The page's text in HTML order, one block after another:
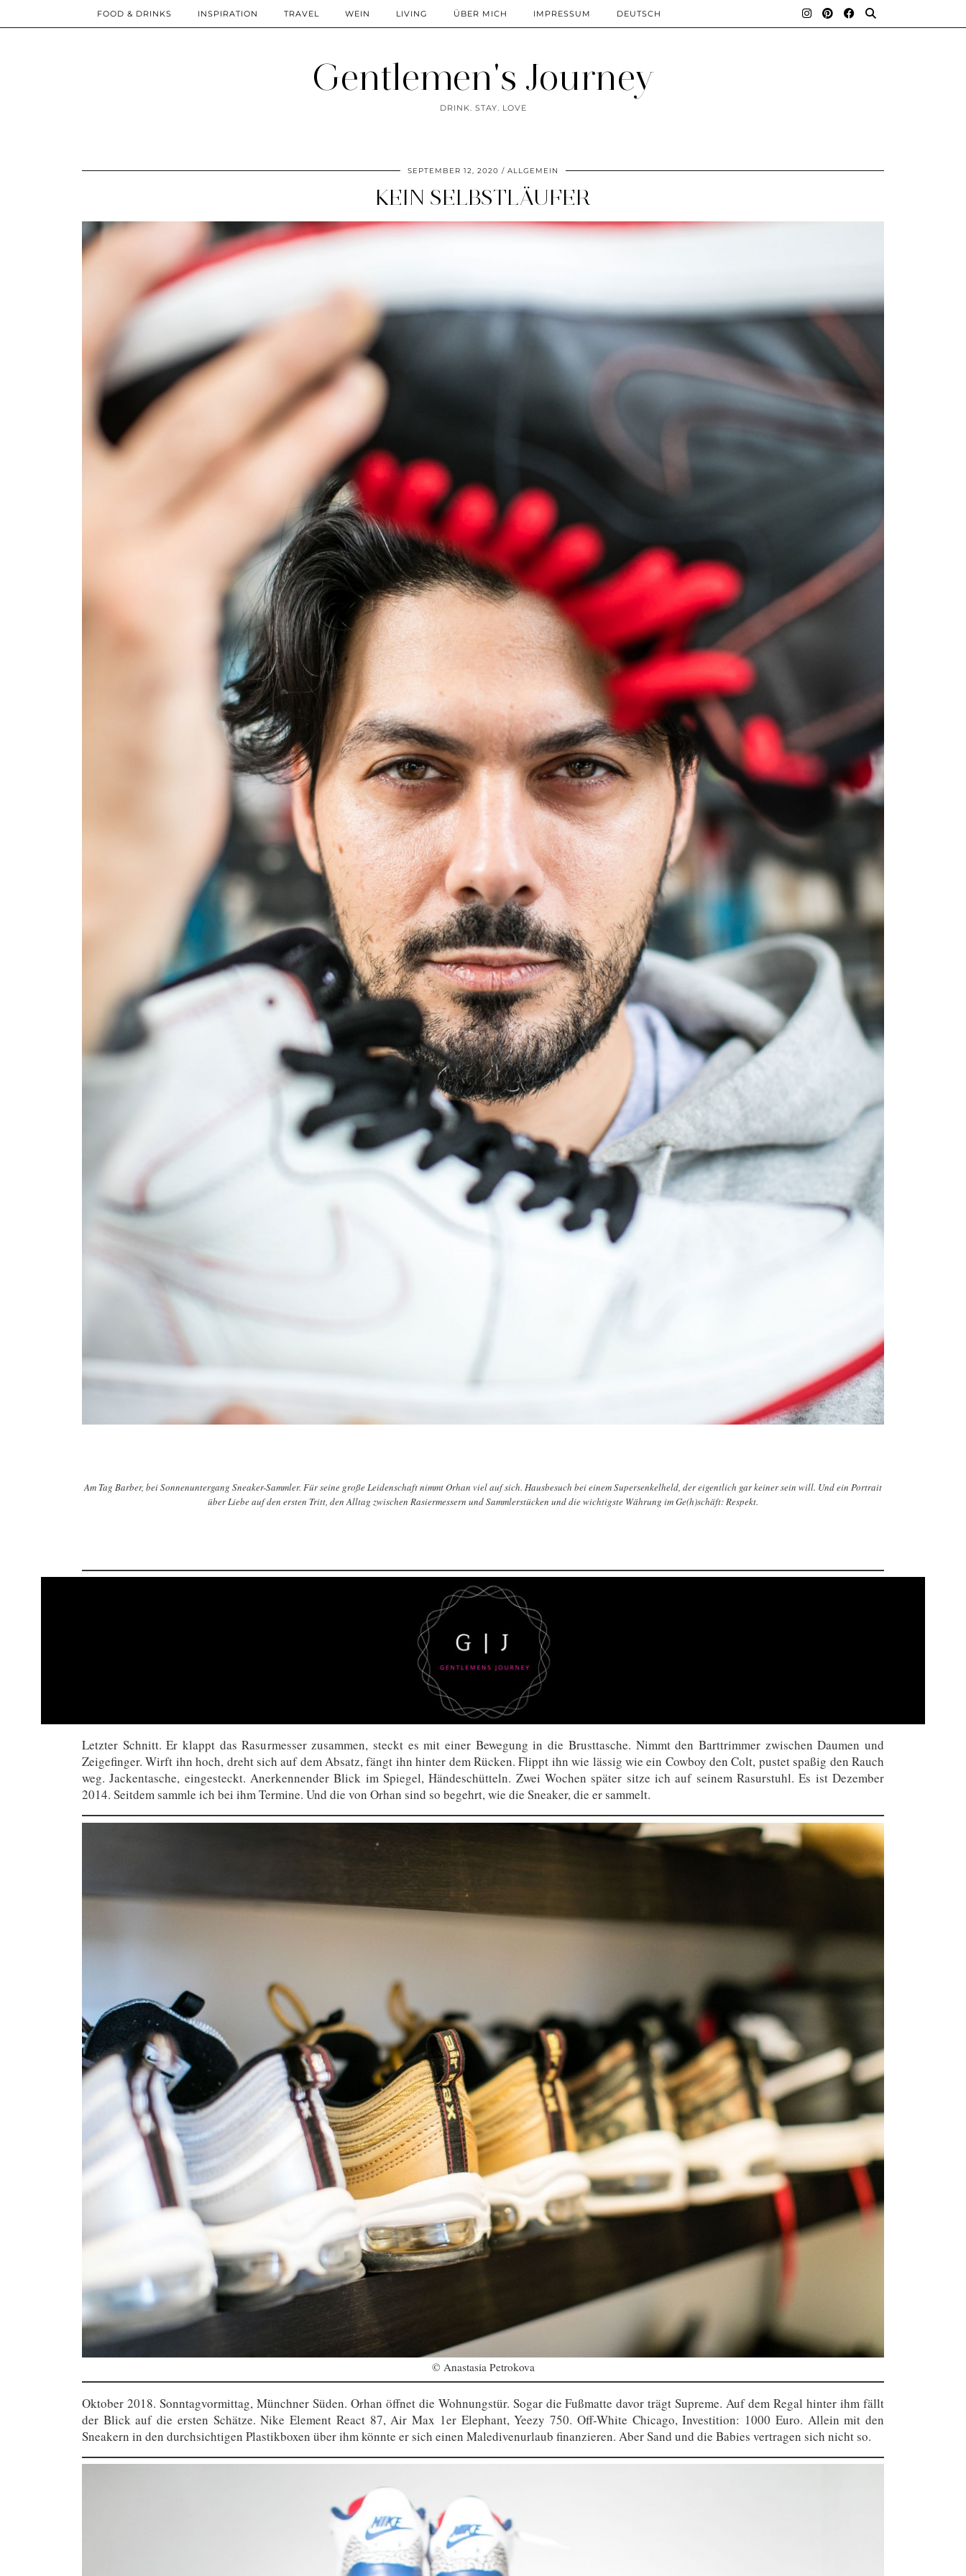
Gentlemen's Journey
DRINK. STAY. LOVE
FOOD & DRINKS INSPIRATION TRAVEL WEIN LIVING ÜBER MICH IMPRESSUM DEUTSCH
SEPTEMBER 12, 2020 ALLGEMEIN
KEIN SELBSTLÄUFER
Am Tag Barber, bei Sonnenuntergang Sneaker-Sammler. Für seine große Leidenschaft nimmt Orhan viel auf sich. Hausbesuch bei einem Supersenkelheld, der eigentlich gar keiner sein will. Und ein Portrait
über Liebe auf den ersten Tritt, den Alltag zwischen Rasiermessern und Sammlerstücken und die wichtigste Währung im Ge(h)schäft: Respekt.
Letzter Schnitt. Er klappt das Rasurmesser zusammen, steckt es mit einer Bewegung in die Brusttasche. Nimmt den Barttrimmer zwischen Daumen und
Zeigefinger. Wirft ihn hoch, dreht sich auf dem Absatz, fängt ihn hinter dem Rücken. Flippt ihn wie lässig wie ein Cowboy den Colt, pustet spaßig den Rauch
weg. Jackentasche, eingesteckt. Anerkennender Blick im Spiegel, Händeschütteln. Zwei Wochen später sitze ich auf seinem Rasurstuhl. Es ist Dezember
2014. Seitdem sammle ich bei ihm Termine. Und die von Orhan sind so begehrt, wie die Sneaker, die er sammelt.
© Anastasia Petrokova
Oktober 2018. Sonntagvormittag, Münchner Süden. Orhan öffnet die Wohnungstür. Sogar die Fußmatte davor trägt Supreme. Auf dem Regal hinter ihm fällt
der Blick auf die ersten Schätze. Nike Element React 87, Air Max 1er Elephant, Yeezy 750. Off-White Chicago, Investition: 1000 Euro. Allein mit den
Sneakern in den durchsichtigen Plastikboxen über ihm könnte er sich einen Maledivenurlaub finanzieren. Aber Sand und die Babies vertragen sich nicht so.